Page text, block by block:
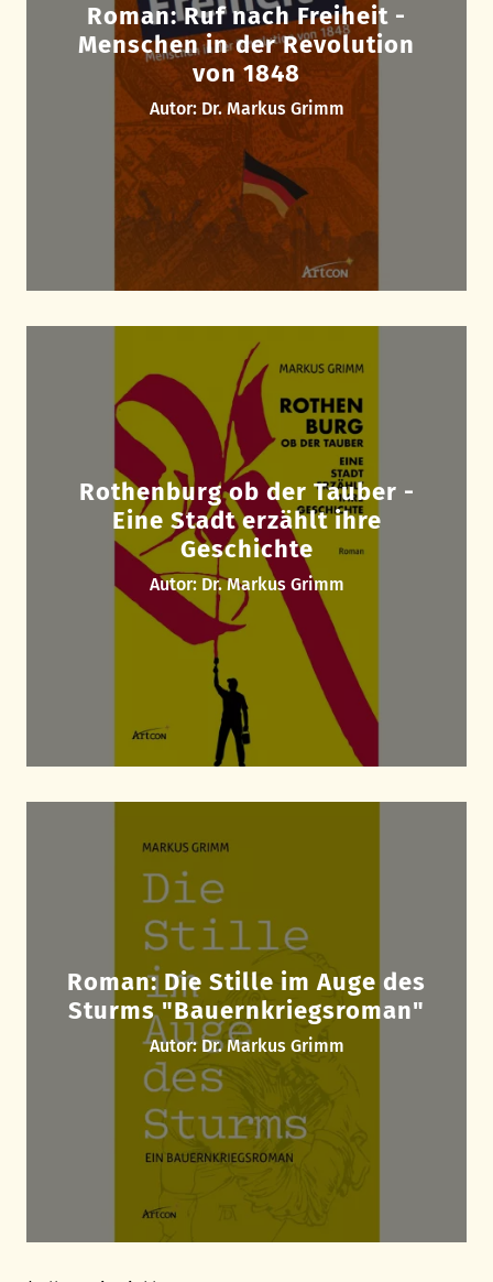
Roman: Ruf nach Freiheit -
Menschen in der Revolution
von 1848
Autor: Dr. Markus Grimm
Rothenburg ob der Tauber -
Eine Stadt erzählt ihre
Geschichte
Autor: Dr. Markus Grimm
Roman: Die Stille im Auge des
Sturms "Bauernkriegsroman"
Autor: Dr. Markus Grimm